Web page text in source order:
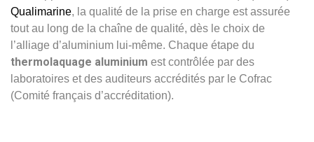
Qualimarine, la qualité de la prise en charge est assurée
tout au long de la chaîne de qualité, dès le choix de
l’alliage d’aluminium lui-même. Chaque étape du
thermolaquage aluminium est contrôlée par des
laboratoires et des auditeurs accrédités par le Cofrac
(Comité français d’accréditation).